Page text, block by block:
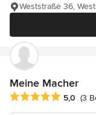
Weststraße 36,
Meine Macher
Durchschnittliche
5,0 (3